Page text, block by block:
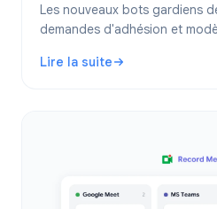
Les nouveaux bots gardiens
demandes d'adhésion et
aux webhooks manuels pour
Lire la suite
: Bots gardiens Telegram